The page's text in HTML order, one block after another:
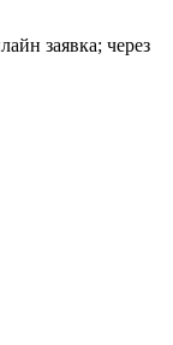
заявка; через